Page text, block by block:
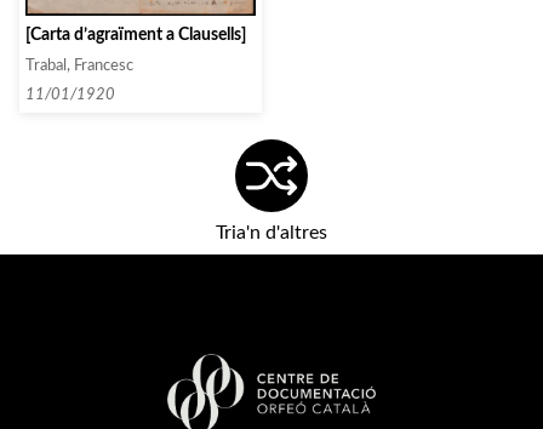
[Carta d’agraïment a Clausells]
Trabal, Francesc
11/01/1920
Tria'n d'altres